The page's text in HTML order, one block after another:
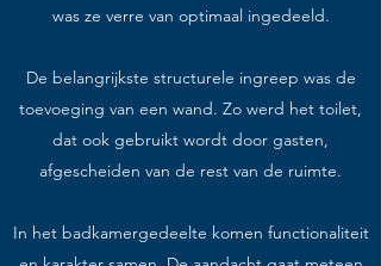
was ze verre van optimaal ingedeeld.
De belangrijkste structurele ingreep was de
toevoeging van een wand. Zo werd het toilet,
dat ook gebruikt wordt door gasten,
afgescheiden van de rest van de ruimte.
In het badkamergedeelte komen functionaliteit